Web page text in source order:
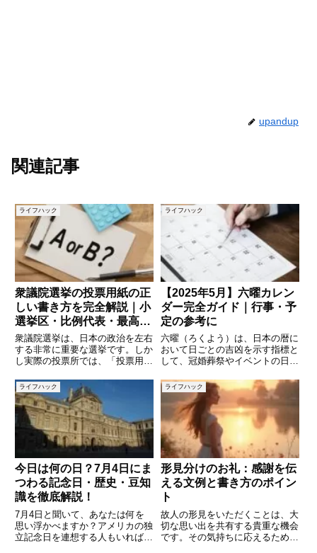
upandup
関連記事
ライフハック
衆議院選挙の投票用紙の正
しい書き方を完全解説｜小
選挙区・比例代表・最高裁
裁判官国民審査までわかり
やすく説明
衆議院選挙は、日本の政治を左右
する非常に重要な選挙です。しか
し実際の投票所では、「投票用紙
と政党名を間違えたらどうな
る？」「国民審査は◯を付ける
の？」と戸惑う人も少なくありま
せん。せっかく投票所に足を運ん
でも、
ライフハック
【2025年5月】六曜カレン
ダー完全ガイド｜行事・予
定の参考に
六曜（ろくよう）は、日本の暦に
おいて日ごとの吉凶を示す指標と
して、冠婚葬祭やイベントの日取
に活用されています。本記事で
は、2025年5月の六曜カレンダー
を日別に紹介しつつ、六曜の意味
や活用の仕方、注意点などをわ
ライフハック
今日は何の日？7月4日にま
つわる記念日・歴史・豆知
識を徹底解説！
7月4日と聞いて、あなたは何を
思い浮かべますか？アメリカの独
立記念日を連想する人もいれば、
ライフハック
形見分けのお礼：感謝を伝
える文例と書き方のポイン
ト
故人の形見をいただくことは、大
切な思い出を共有する貴重な機会
です。その気持ちに応えるために